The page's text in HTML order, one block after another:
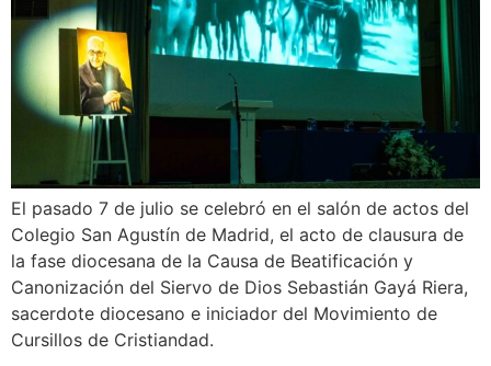
El pasado 7 de julio se celebró en el salón de actos del
Colegio San Agustín de Madrid, el acto de clausura de
la fase diocesana de la Causa de Beatificación y
Canonización del Siervo de Dios Sebastián Gayá Riera,
sacerdote diocesano e iniciador del Movimiento de
Cursillos de Cristiandad.